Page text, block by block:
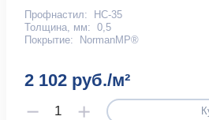
Профнастил:
НС-35
Толщина, мм: 0,5
Покрытие:
NormanMP®
2 102 руб./м²